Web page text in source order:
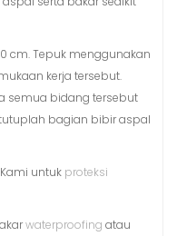
cm. Tepuk menggunakan
kerja tersebut.
semua bidang tersebut
bagian bibir aspal
untuk proteksi
waterproofing atau